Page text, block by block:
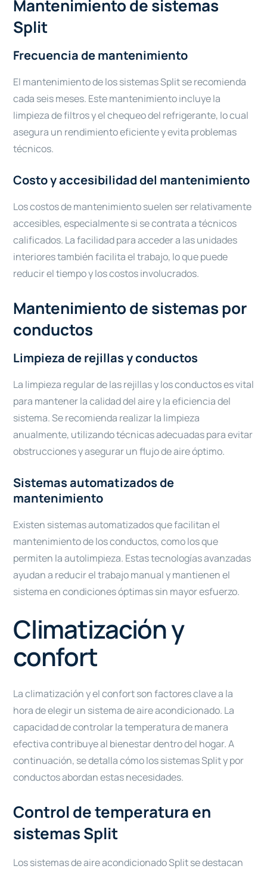
Mantenimiento de sistemas
Split
Frecuencia de mantenimiento
El mantenimiento de los sistemas Split se recomienda
cada seis meses. Este mantenimiento incluye la
limpieza de filtros y el chequeo del refrigerante, lo cual
asegura un rendimiento eficiente y evita problemas
técnicos.
Costo y accesibilidad del mantenimiento
Los costos de mantenimiento suelen ser relativamente
accesibles, especialmente si se contrata a técnicos
calificados. La facilidad para acceder a las unidades
interiores también facilita el trabajo, lo que puede
reducir el tiempo y los costos involucrados.
Mantenimiento de sistemas por
conductos
Limpieza de rejillas y conductos
La limpieza regular de las rejillas y los conductos es vital
para mantener la calidad del aire y la eficiencia del
sistema. Se recomienda realizar la limpieza
anualmente, utilizando técnicas adecuadas para evitar
obstrucciones y asegurar un flujo de aire óptimo.
Sistemas automatizados de
mantenimiento
Existen sistemas automatizados que facilitan el
mantenimiento de los conductos, como los que
permiten la autolimpieza. Estas tecnologías avanzadas
ayudan a reducir el trabajo manual y mantienen el
sistema en condiciones óptimas sin mayor esfuerzo.
Climatización y
confort
La climatización y el confort son factores clave a la
hora de elegir un sistema de aire acondicionado. La
capacidad de controlar la temperatura de manera
efectiva contribuye al bienestar dentro del hogar. A
continuación, se detalla cómo los sistemas Split y por
conductos abordan estas necesidades.
Control de temperatura en
sistemas Split
Los sistemas de aire acondicionado Split se destacan